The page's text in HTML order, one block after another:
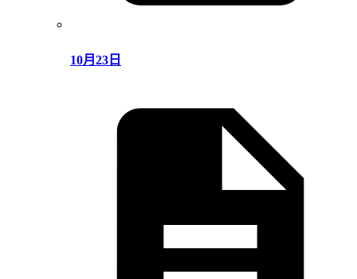
10月23日